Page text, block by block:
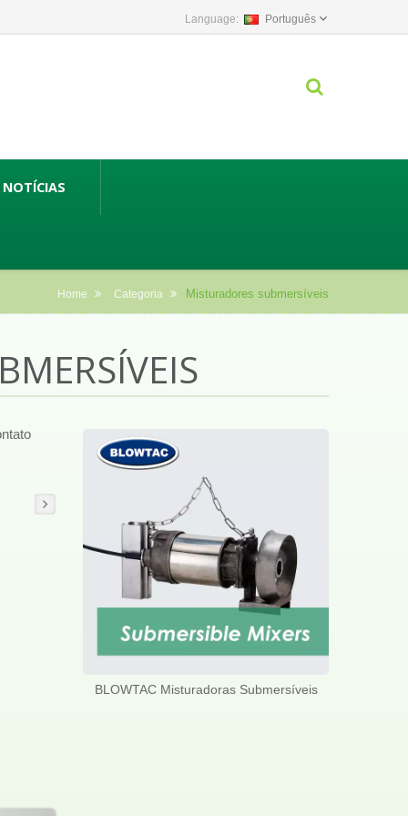
Português
NOTÍCIAS
Home Categoria Misturadores submersíveis
BLOWTAC Misturadoras Submersíveis